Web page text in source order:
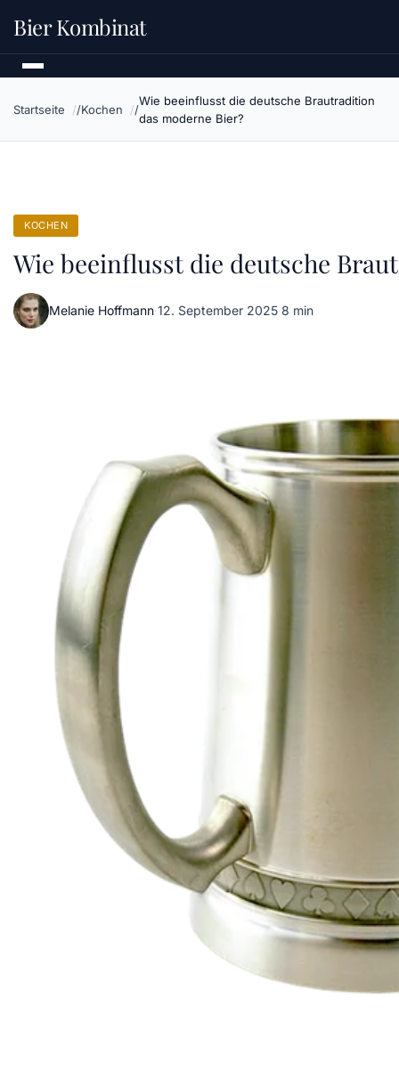
Bier Kombinat
Startseite Kochen
Wie beeinflusst die deutsche Brautradition
das moderne Bier?
KOCHEN
Wie beeinflusst die deutsche
Melanie Hoffmann·12. September 2025·8 min